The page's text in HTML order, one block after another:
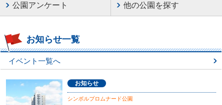
公園アンケート 他の公園を探す
お知らせ一覧
イベント一覧へ
お知らせ
シンボルプロムナード公園